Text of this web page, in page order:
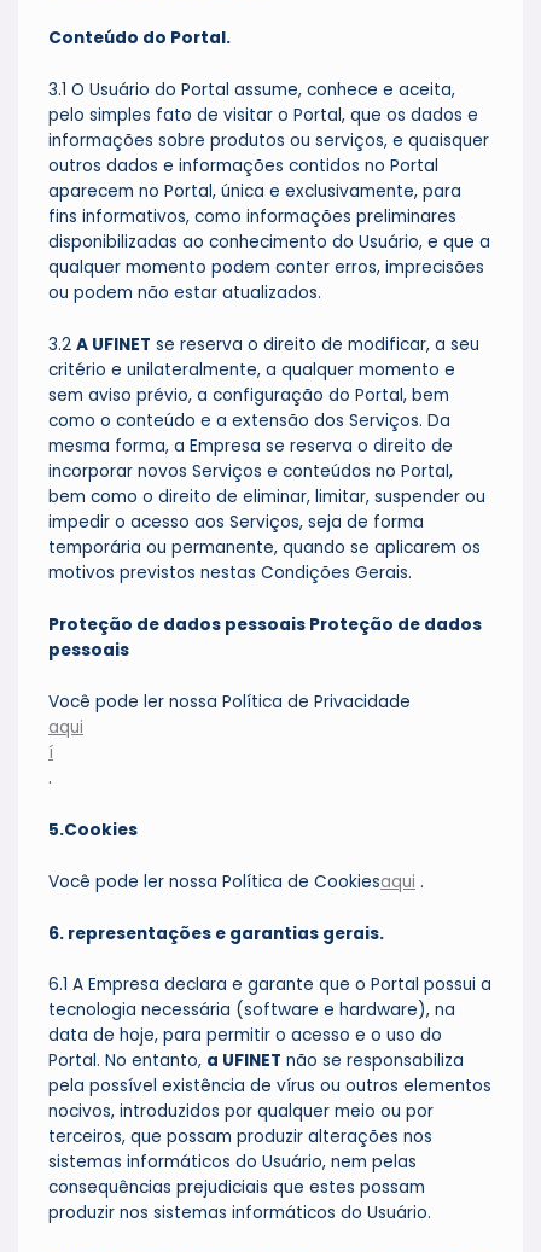
Conteúdo do Portal.
3.1 O Usuário do Portal assume, conhece e aceita,
pelo simples fato de visitar o Portal, que os dados e
informações sobre produtos ou serviços, e quaisquer
outros dados e informações contidos no Portal
aparecem no Portal, única e exclusivamente, para
fins informativos, como informações preliminares
disponibilizadas ao conhecimento do Usuário, e que a
qualquer momento podem conter erros, imprecisões
ou podem não estar atualizados.
3.2 A UFINET se reserva o direito de modificar, a seu
critério e unilateralmente, a qualquer momento e
sem aviso prévio, a configuração do Portal, bem
como o conteúdo e a extensão dos Serviços. Da
mesma forma, a Empresa se reserva o direito de
incorporar novos Serviços e conteúdos no Portal,
bem como o direito de eliminar, limitar, suspender ou
impedir o acesso aos Serviços, seja de forma
temporária ou permanente, quando se aplicarem os
motivos previstos nestas Condições Gerais.
Proteção de dados pessoais Proteção de dados
pessoais
Você pode ler nossa Política de Privacidade
aqui
í
.
5.Cookies
Você pode ler nossa Política de Cookiesaqui .
6. representações e garantias gerais.
6.1 A Empresa declara e garante que o Portal possui a
tecnologia necessária (software e hardware), na
data de hoje, para permitir o acesso e o uso do
Portal. No entanto, a UFINET não se responsabiliza
pela possível existência de vírus ou outros elementos
nocivos, introduzidos por qualquer meio ou por
terceiros, que possam produzir alterações nos
sistemas informáticos do Usuário, nem pelas
consequências prejudiciais que estes possam
produzir nos sistemas informáticos do Usuário.